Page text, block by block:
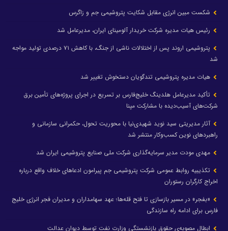
شکست مبین انرژی مقابل شکایت پتروشیمی جم و زاگرس
رئیس هیات مدیره شرکت خریدار آلومینای ایران، مدیرعامل شد
پتروشیمی اروند پس از اختلالات ناشی از جنگ، با کاهش ۷۱ درصدی تولید مواجه
شد
هیات مدیره پتروشیمی تندگویان دستخوش تغییر شد
تأکید مدیرعامل هلدینگ خلیج‌فارس بر تسریع در اجرای پروژه‌های تأمین برق
شرکت‌های آسیب‌دیده با مشارکت مپنا
آثار مدیریتی سید نوید شهیدی‌نیا با محوریت تحول، حکمرانی سازمانی و
راهبردهای نوین کسب‌وکار منتشر شد
مهدی مودت مدیر سرمایه‌گذاری شرکت ملی صنایع پتروشیمی ایران شد
تکذیبیه روابط عمومی شرکت پتروشیمی جم پیرامون ادعاهای خلاف واقع درباره
اخراج کارگران رستوران
«بفجر» در مسیر بازسازی تا فتح قله‌ها؛ عهد سهامداران و مدیران فجر انرژی خلیج
فارس برای ادامه راه سازندگی
ابطال مصوبه‌ی حقوق بازنشستگی وزارت نفت توسط دیوان عدالت